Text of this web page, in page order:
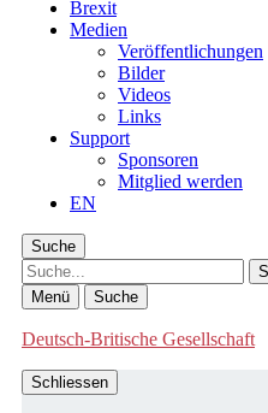
Brexit
Medien
Veröffentlichungen
Bilder
Videos
Links
Support
Sponsoren
Mitglied werden
EN
Suche
Suche
Menü Suche
Deutsch-Britische Gesellschaft
Schliessen